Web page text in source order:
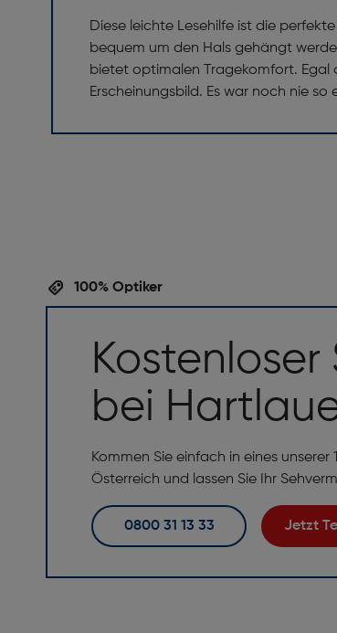
Diese leichte Lesehilfe ist die
bequem um den Hals gehängt
bietet optimalen Tragekomfort. Egal
Erscheinungsbild. Es war noch nie
100% Optiker
Kostenloser
bei
Kommen Sie einfach in eines
Österreich und lassen Sie Ihr
0800 31 13 33 Jetzt